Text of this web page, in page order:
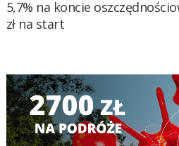
5,7% na koncie
zł na start